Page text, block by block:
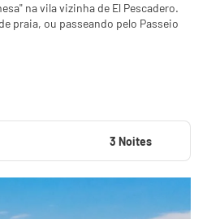
na vila vizinha de El Pescadero.
praia, ou passeando pelo Passeio
3 Noites